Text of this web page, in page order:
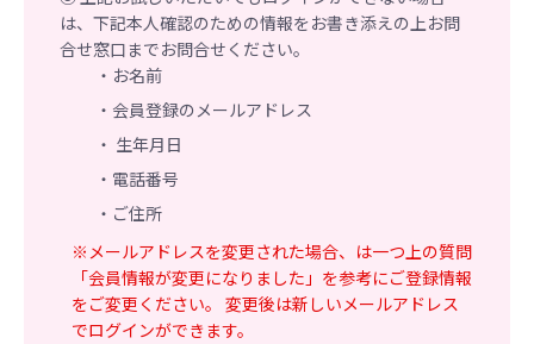
は、下記本人確認のための情報をお書き添えの上お問
合せ窓口までお問合せください。
・お名前
・会員登録のメールアドレス
・ 生年月日
・電話番号
・ご住所
※メールアドレスを変更された場合、は一つ上の質問
「会員情報が変更になりました」を参考にご登録情報
をご変更ください。 変更後は新しいメールアドレス
でログインができます。